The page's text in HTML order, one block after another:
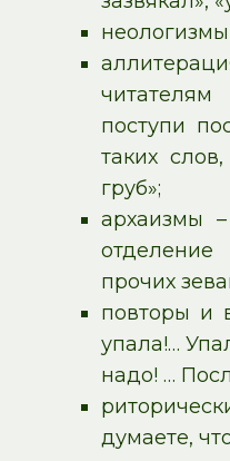
поступи
таких
груб»;
архаизмы –
отделение
прочих
повторы и
упала!…
надо! …
думаете,